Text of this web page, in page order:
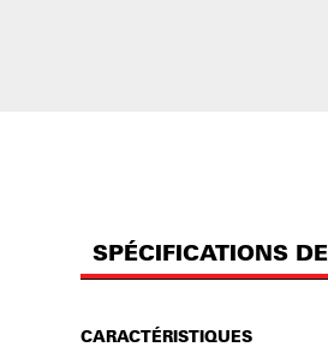
SPÉCIFICATIONS
CARACTÉRISTIQUES